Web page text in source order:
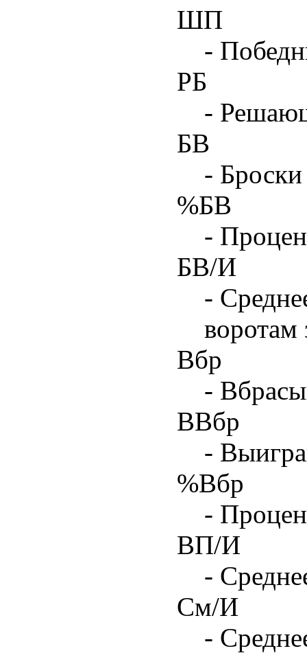
ШП
-
РБ
-
БВ
-
%БВ
-
БВ/И
-
воротам
Вбр
-
ВВбр
-
%Вбр
-
ВП/И
-
См/И
-